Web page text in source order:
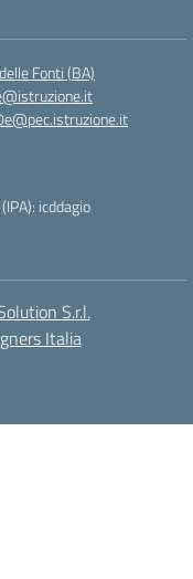
Fonti (BA)
icddagio
S.r.l.
Italia